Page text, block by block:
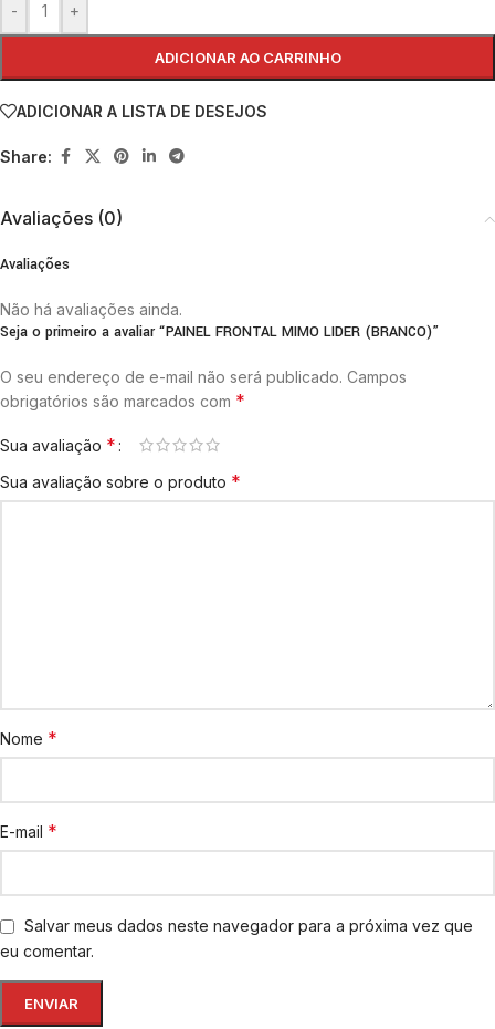
- +
ADICIONAR AO CARRINHO
ADICIONAR A LISTA DE DESEJOS
Share:
Avaliações (0)
Avaliações
Não há avaliações ainda.
Seja o primeiro a avaliar “PAINEL FRONTAL MIMO LIDER (BRANCO)”
O seu endereço de e-mail não será publicado. Campos
obrigatórios são marcados com *
Sua avaliação *
Sua avaliação sobre o produto *
Nome *
E-mail *
Salvar meus dados neste navegador para a próxima vez que
eu comentar.